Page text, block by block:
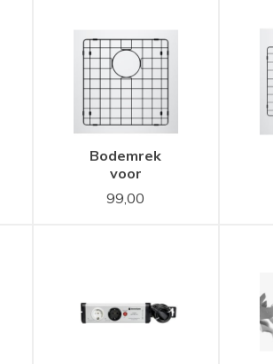
Bodemrek
voor
Lanesto
Urban
311560SB
99,00